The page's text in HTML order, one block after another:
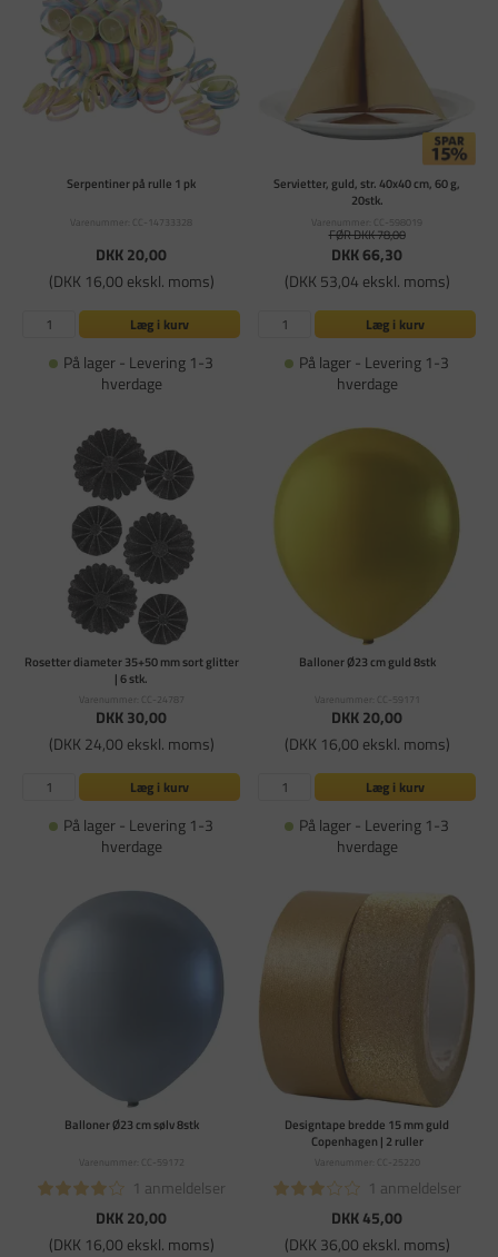
Serpentiner på rulle 1 pk
Varenummer: CC-14733328
DKK 20,00
(DKK 16,00 ekskl. moms)
Læg i kurv
På lager - Levering 1-3
hverdage
Servietter, guld, str. 40x40 cm, 60 g,
20stk.
Varenummer: CC-598019
FØR DKK 78,00
DKK 66,30
(DKK 53,04 ekskl. moms)
Læg i kurv
På lager - Levering 1-3
hverdage
Rosetter diameter 35+50 mm sort glitter
| 6 stk.
Varenummer: CC-24787
DKK 30,00
(DKK 24,00 ekskl. moms)
Læg i kurv
På lager - Levering 1-3
hverdage
Balloner Ø23 cm guld 8stk
Varenummer: CC-59171
DKK 20,00
(DKK 16,00 ekskl. moms)
Læg i kurv
På lager - Levering 1-3
hverdage
Balloner Ø23 cm sølv 8stk
Varenummer: CC-59172
1 anmeldelser
DKK 20,00
(DKK 16,00 ekskl. moms)
Designtape bredde 15 mm guld
Copenhagen | 2 ruller
Varenummer: CC-25220
1 anmeldelser
DKK 45,00
(DKK 36,00 ekskl. moms)